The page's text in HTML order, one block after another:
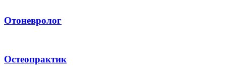
Отоневролог
Остеопрактик